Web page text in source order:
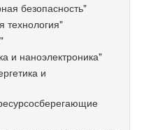
безопасность"
технология"
и наноэлектроника"
и